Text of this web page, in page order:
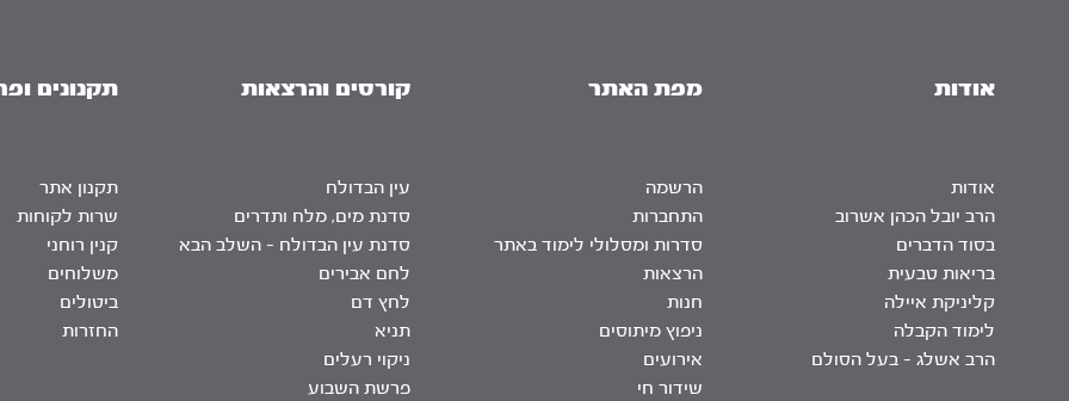
אודות
אודות
הרב יובל הכהן אשרוב
בסוד הדברים
בריאות טבעית
קליניקת איילה
לימוד הקבלה
הרב אשלג – בעל הסולם
מפת האתר
הרשמה
התחברות
סדרות ומסלולי לימוד באתר
הרצאות
חנות
ניפוץ מיתוסים
אירועים
שידור חי
קורסים והרצאות
עין הבדולח
סדנת מים, מלח ותדרים
סדנת עין הבדולח – השלב הבא
לחם אבירים
לחץ דם
תניא
ניקוי רעלים
פרשת השבוע
תקנונים
תקנון אתר
שרות לקוחות
קנין רוחני
משלוחים
ביטולים
החזרות